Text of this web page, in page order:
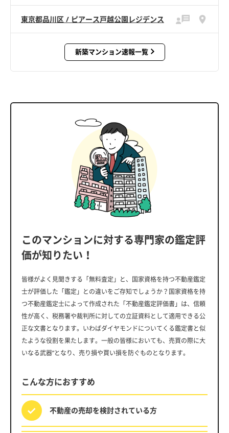
東京都品川区 / ピアース戸越公園レジデンス
新築マンション速報一覧
このマンションに対する専門家の鑑定評
価が知りたい！
皆様がよく見聞きする「無料査定」と、国家資格を持つ不動産鑑定
士が評価した「鑑定」との違いをご存知でしょうか？国家資格を持
つ不動産鑑定士によって作成された「不動産鑑定評価書」は、信頼
性が高く、税務署や裁判所に対しての立証資料として適用できる公
正な文書となります。いわばダイヤモンドについてくる鑑定書と似
たような役割を果たします。一般の皆様においても、売買の際に大
いなる武器”となり、売り損や買い損を防ぐものとなります。
こんな方におすすめ
不動産の売却を検討されている方